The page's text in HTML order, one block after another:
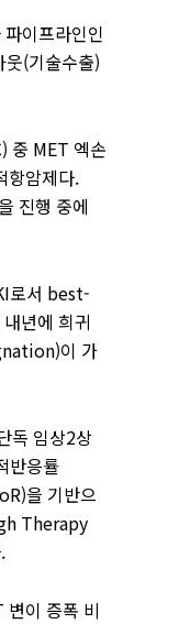
이프라인인
(기술수출)
중 MET 엑손
항암제다.
진행 중에
로서 best-
년에 희귀
이 가
독 임상2상
반응률
을 기반으
Therapy
변이 증폭 비